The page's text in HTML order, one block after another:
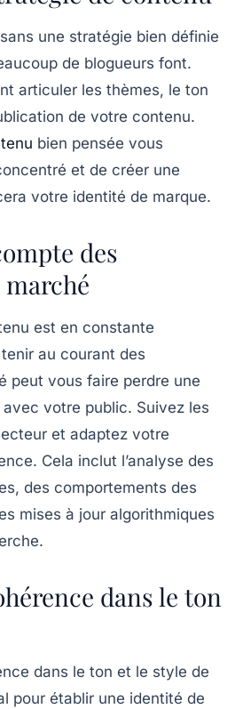
une stratégie bien définie
de blogueurs font.
articuler les thèmes, le ton
de votre contenu.
bien pensée vous
et de créer une
votre identité de marque.
des
est en constante
au courant des
peut vous faire perdre une
votre public. Suivez les
et adaptez votre
Cela inclut l’analyse des
des comportements des
mises à jour algorithmiques
dans le ton
dans le ton et le style de
pour établir une identité de